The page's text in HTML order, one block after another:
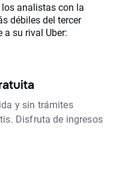
analistas con la
débiles del tercer
su rival Uber:
y sin trámites
Disfruta de ingresos